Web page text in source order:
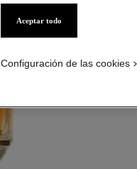
Aceptar todo
Configuración de las cookies